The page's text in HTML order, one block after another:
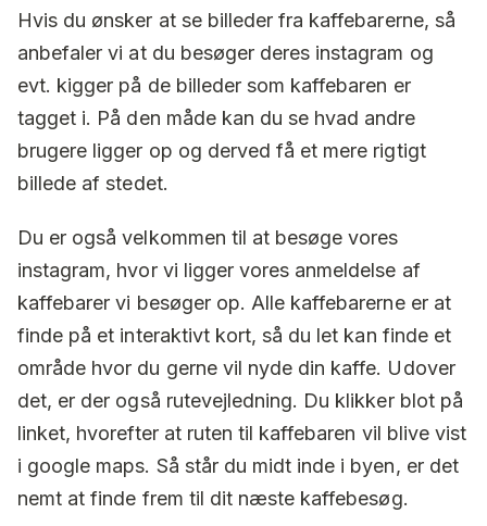
Hvis du ønsker at se billeder fra kaffebarerne, så
anbefaler vi at du besøger deres instagram og
evt. kigger på de billeder som kaffebaren er
tagget i. På den måde kan du se hvad andre
brugere ligger op og derved få et mere rigtigt
billede af stedet.
Du er også velkommen til at besøge vores
instagram, hvor vi ligger vores anmeldelse af
kaffebarer vi besøger op. Alle kaffebarerne er at
finde på et interaktivt kort, så du let kan finde et
område hvor du gerne vil nyde din kaffe. Udover
det, er der også rutevejledning. Du klikker blot på
linket, hvorefter at ruten til kaffebaren vil blive vist
i google maps. Så står du midt inde i byen, er det
nemt at finde frem til dit næste kaffebesøg.